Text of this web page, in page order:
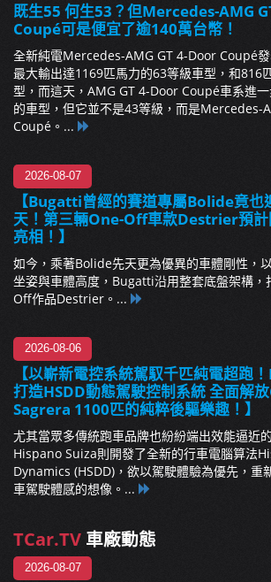
既生55 何生53？但Mercedes-AMG
Coupé可是便宜了逾140萬台幣！
全新純電Mercedes-AMG GT 4-Door Coupé
最大輸出達1169匹馬力的63等級車型，和816
型，而這天，AMG GT 4-Door Coupé車系進
的車型，但它並不是43等級，而是Mercedes-
Coupé。...
2026-08-07
【Bugatti曾經的賽道專屬Bolide竟也
天！第三輛One-Off車款Destrier預計
亮相！】
如今，乘著Bolide先天更為優異的車體剛性，
坐姿與車體高度，Bugatti沿用整套底盤架構，
Off作品Destrier。...
2026-08-06
【以嶄新電控系統駕馭千匹純電超跑
打造HSDD動態駕駛控制系統 全面解
Sagrera 1100匹的純粹後驅樂趣！】
尤其當眾多傳統跑車品牌也紛紛端出效能逼近
Hispano Suiza則開發了全新的行車電腦算法
Dynamics (HSDD)，欲以駕駛體驗為優先，重
車駕駛體感的想像。...
TCar.TV 車廠動態
2026-08-07